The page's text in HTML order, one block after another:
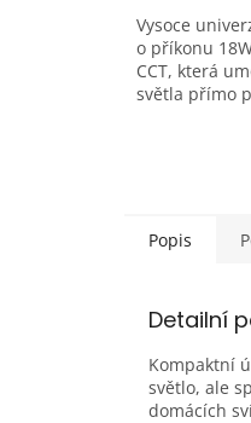
Vysoce
o příkonu
CCT, která
světla přímo
Popis
Detailní
Kompaktní
světlo, ale
domácích